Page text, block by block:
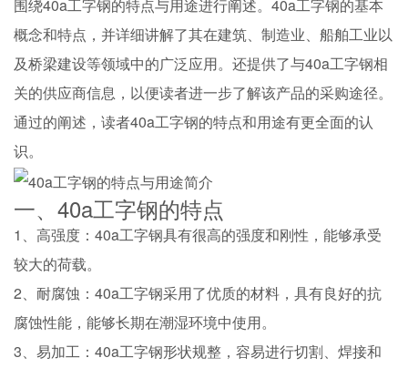
围绕40a工字钢的特点与用途进行阐述。40a工字钢的基本
概念和特点，并详细讲解了其在建筑、制造业、船舶工业以
及桥梁建设等领域中的广泛应用。还提供了与40a工字钢相
关的供应商信息，以便读者进一步了解该产品的采购途径。
通过的阐述，读者40a工字钢的特点和用途有更全面的认
识。
一、40a工字钢的特点
1、高强度：40a工字钢具有很高的强度和刚性，能够承受
较大的荷载。
2、耐腐蚀：40a工字钢采用了优质的材料，具有良好的抗
腐蚀性能，能够长期在潮湿环境中使用。
3、易加工：40a工字钢形状规整，容易进行切割、焊接和